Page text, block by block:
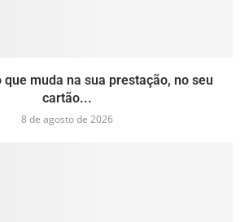
que muda na sua prestação, no seu
cartão...
8 de agosto de 2026